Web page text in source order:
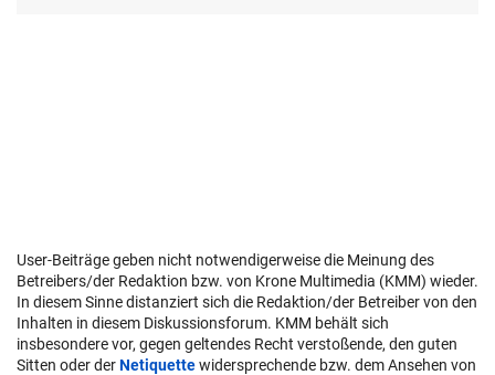
User-Beiträge geben nicht notwendigerweise die Meinung des
Betreibers/der Redaktion bzw. von Krone Multimedia (KMM) wieder.
In diesem Sinne distanziert sich die Redaktion/der Betreiber von den
Inhalten in diesem Diskussionsforum. KMM behält sich
insbesondere vor, gegen geltendes Recht verstoßende, den guten
Sitten oder derNetiquettewidersprechende bzw. dem Ansehen von